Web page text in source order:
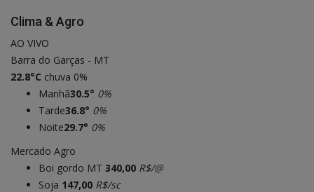
Clima & Agro
AO VIVO
Barra do Garças - MT
22.8°C chuva 0%
Manhã30.5° 0%
Tarde36.8° 0%
Noite29.7° 0%
Mercado Agro
Boi gordo MT 340,00 R$/@
Soja 147,00 R$/sc